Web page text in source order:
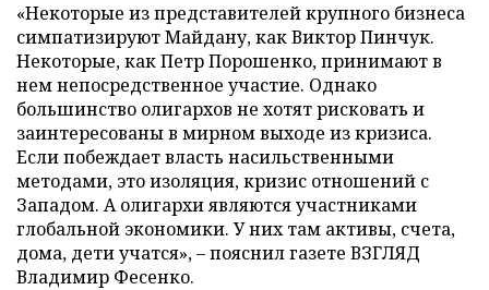
«Некоторые из представителей крупного бизнеса
симпатизируют Майдану, как Виктор Пинчук.
Некоторые, как Петр Порошенко, принимают в
нем непосредственное участие. Однако
большинство олигархов не хотят рисковать и
заинтересованы в мирном выходе из кризиса.
Если побеждает власть насильственными
методами, это изоляция, кризис отношений с
Западом. А олигархи являются участниками
глобальной экономики. У них там активы, счета,
дома, дети учатся», – пояснил газете ВЗГЛЯД
Владимир Фесенко.